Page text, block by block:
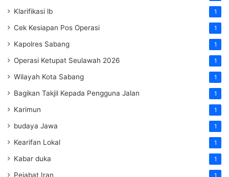
Klarifikasi lb 1
Cek Kesiapan Pos Operasi 1
Kapolres Sabang 1
Operasi Ketupat Seulawah 2026 1
Wilayah Kota Sabang 1
Bagikan Takjil Kepada Pengguna Jalan 1
Karimun 1
budaya Jawa 1
Kearifan Lokal 1
Kabar duka 1
Pejabat Iran 1